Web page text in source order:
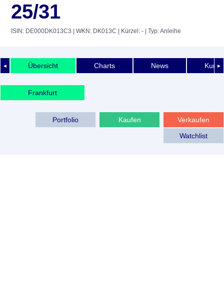
25/31
ISIN: DE000DK013C3 | WKN: DK013C | Kürzel: - | Typ: Anleihe
◄ ►
Übersicht Charts News
Frankfurt
Verkaufen
Kaufen
Portfolio
Watchlist